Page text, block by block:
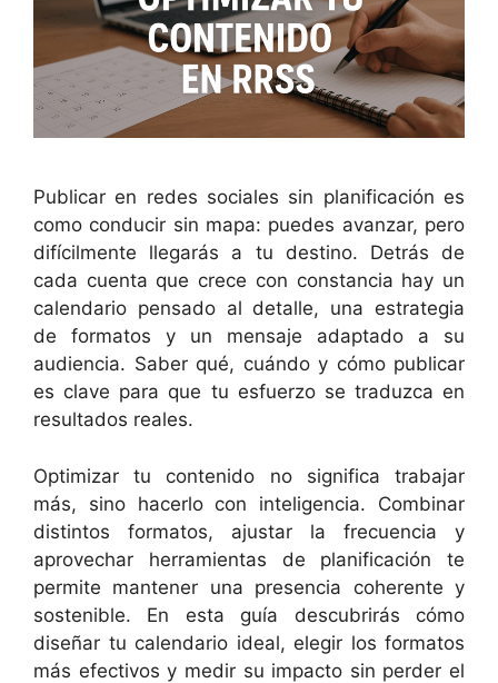
Publicar en redes sociales sin planificación es
como conducir sin mapa: puedes avanzar, pero
difícilmente llegarás a tu destino. Detrás de
cada cuenta que crece con constancia hay un
calendario pensado al detalle, una estrategia
de formatos y un mensaje adaptado a su
audiencia. Saber qué, cuándo y cómo publicar
es clave para que tu esfuerzo se traduzca en
resultados reales.
Optimizar tu contenido no significa trabajar
más, sino hacerlo con inteligencia. Combinar
distintos formatos, ajustar la frecuencia y
aprovechar herramientas de planificación te
permite mantener una presencia coherente y
sostenible. En esta guía descubrirás cómo
diseñar tu calendario ideal, elegir los formatos
más efectivos y medir su impacto sin perder el